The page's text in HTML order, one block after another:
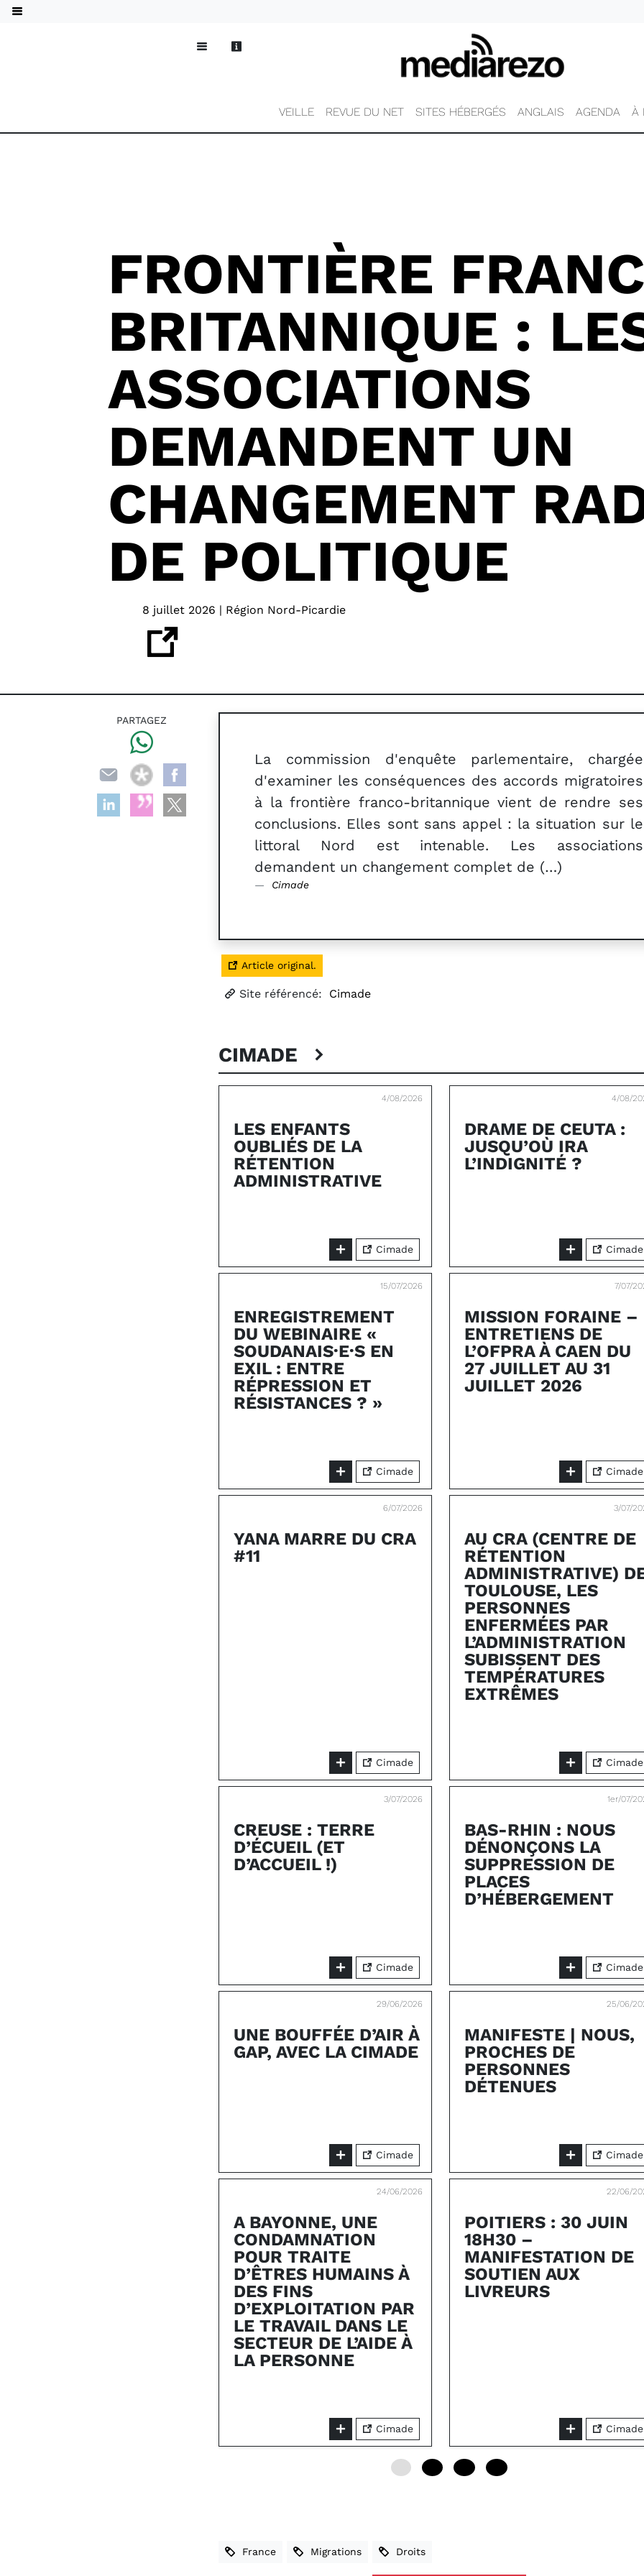
VEILLE REVUE DU NET SITES HÉBERGÉS ANGLAIS AGENDA À
FRONTIÈRE
BRITANNIQUE :
ASSOCIATIONS
DEMANDENT UN
CHANGEMENT
DE POLITIQUE
8 juillet 2026 | Région Nord-Picardie
La commission d'enquête parlementaire, chargée
d'examiner les conséquences des accords migratoires
à la frontière franco-britannique vient de rendre ses
conclusions. Elles sont sans appel : la situation sur le
littoral Nord est intenable. Les associations
demandent un changement complet de (…)
Cimade
Article original.
Site référencé: Cimade
CIMADE
4/08/2026
LES ENFANTS
OUBLIÉS DE LA
RÉTENTION
ADMINISTRATIVE
Cimade
4/08/
DRAME DE CEUTA :
JUSQU’OÙ IRA
L’INDIGNITÉ ?
Cimade
15/07/2026
ENREGISTREMENT
DU WEBINAIRE «
SOUDANAIS·E·S EN
EXIL : ENTRE
RÉPRESSION ET
RÉSISTANCES ? »
Cimade
7/07/
MISSION FORAINE –
ENTRETIENS DE
L’OFPRA À CAEN DU
27 JUILLET AU 31
JUILLET 2026
Cimade
6/07/2026
YANA MARRE DU CRA
#11
Cimade
3/07/
AU CRA (CENTRE DE
RÉTENTION
ADMINISTRATIVE)
TOULOUSE, LES
PERSONNES
ENFERMÉES PAR
L’ADMINISTRATION
SUBISSENT DES
TEMPÉRATURES
EXTRÊMES
Cimade
3/07/2026
CREUSE : TERRE
D’ÉCUEIL (ET
D’ACCUEIL !)
Cimade
1er/07/
BAS-RHIN : NOUS
DÉNONÇONS LA
SUPPRESSION DE
PLACES
D’HÉBERGEMENT
Cimade
29/06/2026
UNE BOUFFÉE D’AIR À
GAP, AVEC LA CIMADE
Cimade
25/06/
MANIFESTE | NOUS,
PROCHES DE
PERSONNES
DÉTENUES
Cimade
24/06/2026
A BAYONNE, UNE
CONDAMNATION
POUR TRAITE
D’ÊTRES HUMAINS À
DES FINS
D’EXPLOITATION PAR
LE TRAVAIL DANS LE
SECTEUR DE L’AIDE À
LA PERSONNE
Cimade
22/06/
POITIERS : 30 JUIN
18H30 –
MANIFESTATION DE
SOUTIEN AUX
LIVREURS
Cimade
France Migrations Droits
PARTAGEZ